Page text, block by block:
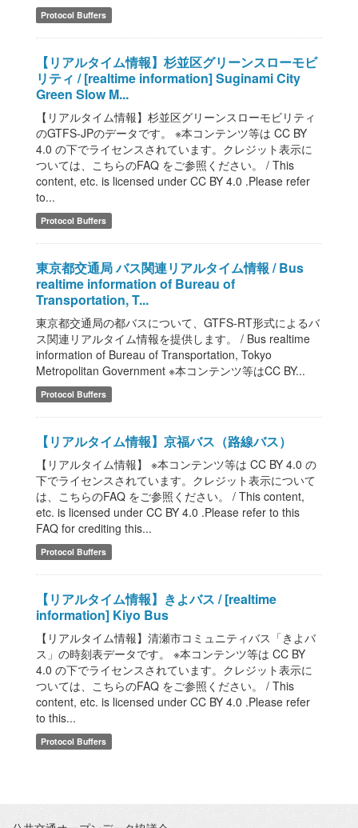
Protocol Buffers
【リアルタイム情報】杉並区グリーンスローモビ
リティ / [realtime information] Suginami City
Green Slow M...
【リアルタイム情報】杉並区グリーンスローモビリティ
のGTFS-JPのデータです。 ※本コンテンツ等は CC BY
4.0 の下でライセンスされています。クレジット表示に
ついては、こちらのFAQ をご参照ください。 / This
content, etc. is licensed under CC BY 4.0 .Please refer
to...
Protocol Buffers
東京都交通局 バス関連リアルタイム情報 / Bus
realtime information of Bureau of
Transportation, T...
東京都交通局の都バスについて、GTFS-RT形式によるバ
ス関連リアルタイム情報を提供します。 / Bus realtime
information of Bureau of Transportation, Tokyo
Metropolitan Government ※本コンテンツ等はCC BY...
Protocol Buffers
【リアルタイム情報】京福バス（路線バス）
【リアルタイム情報】 ※本コンテンツ等は CC BY 4.0 の
下でライセンスされています。クレジット表示について
は、こちらのFAQ をご参照ください。 / This content,
etc. is licensed under CC BY 4.0 .Please refer to this
FAQ for crediting this...
Protocol Buffers
【リアルタイム情報】きよバス / [realtime
information] Kiyo Bus
【リアルタイム情報】清瀬市コミュニティバス「きよバ
ス」の時刻表データです。 ※本コンテンツ等は CC BY
4.0 の下でライセンスされています。クレジット表示に
ついては、こちらのFAQ をご参照ください。 / This
content, etc. is licensed under CC BY 4.0 .Please refer
to this...
Protocol Buffers